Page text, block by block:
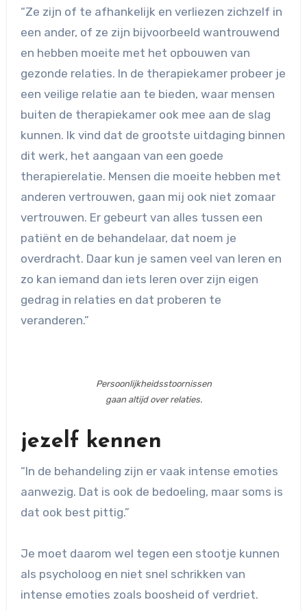
“Ze zijn of te afhankelijk en verliezen zichzelf in
een ander, of ze zijn bijvoorbeeld wantrouwend
en hebben moeite met het opbouwen van
gezonde relaties. In de therapiekamer probeer je
een veilige relatie aan te bieden, waar mensen
buiten de therapiekamer ook mee aan de slag
kunnen. Ik vind dat de grootste uitdaging binnen
dit werk, het aangaan van een goede
therapierelatie. Mensen die moeite hebben met
anderen vertrouwen, gaan mij ook niet zomaar
vertrouwen. Er gebeurt van alles tussen een
patiënt en de behandelaar, dat noem je
overdracht. Daar kun je samen veel van leren en
zo kan iemand dan iets leren over zijn eigen
gedrag in relaties en dat proberen te
veranderen.”
Persoonlijkheidsstoornissen
gaan altijd over relaties.
jezelf kennen
“In de behandeling zijn er vaak intense emoties
aanwezig. Dat is ook de bedoeling, maar soms is
dat ook best pittig.”
Je moet daarom wel tegen een stootje kunnen
als psycholoog en niet snel schrikken van
intense emoties zoals boosheid of verdriet.